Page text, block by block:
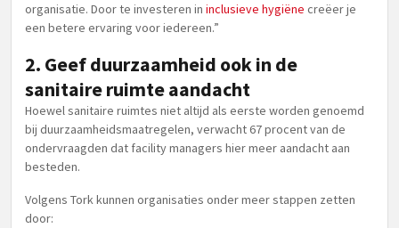
organisatie. Door te investeren in inclusieve hygiëne creëer je
een betere ervaring voor iedereen.”
2. Geef duurzaamheid ook in de
sanitaire ruimte aandacht
Hoewel sanitaire ruimtes niet altijd als eerste worden genoemd
bij duurzaamheidsmaatregelen, verwacht 67 procent van de
ondervraagden dat facility managers hier meer aandacht aan
besteden.
Volgens Tork kunnen organisaties onder meer stappen zetten
door: